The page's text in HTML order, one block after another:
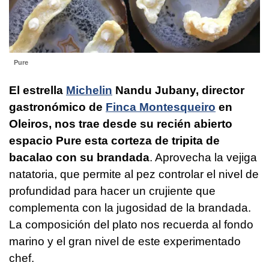
Pure
El estrella Michelin Nandu Jubany, director
gastronómico de Finca Montesqueiro en
Oleiros, nos trae desde su recién abierto
espacio Pure esta corteza de tripita de
bacalao con su brandada. Aprovecha la vejiga
natatoria, que permite al pez controlar el nivel de
profundidad para hacer un crujiente que
complementa con la jugosidad de la brandada.
La composición del plato nos recuerda al fondo
marino y el gran nivel de este experimentado
chef.